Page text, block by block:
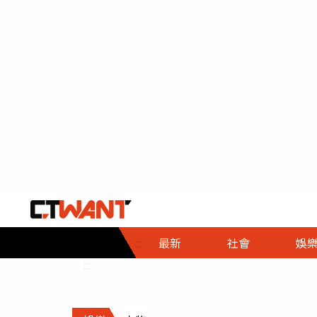
::: 最新 社會
社會首頁
時事
調查
娛樂
娛樂首頁
即時
財經首頁
熱線
政